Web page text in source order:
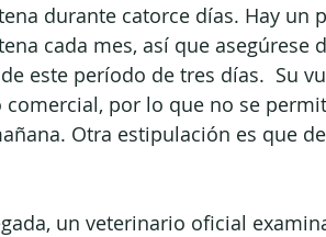
durante catorce días. Hay
cada mes, así que
este período de tres días.  Su
comercial, por lo que no se
Otra estipulación es que
un veterinario oficial